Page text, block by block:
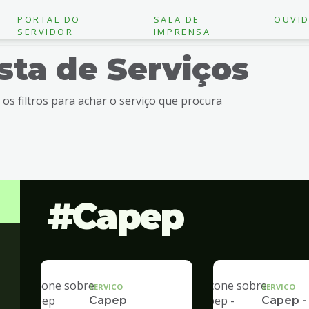
PORTAL DO
SERVIDOR
SALA DE
IMPRENSA
de Serviços
os filtros para achar o serviço que procura
Capep
SERVICO
Capep
SERVICO
Capep -